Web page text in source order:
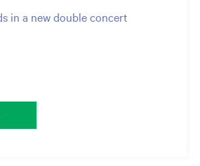
in a new double concert